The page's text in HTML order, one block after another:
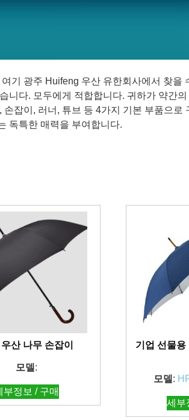
기 광주 Huifeng 우산 유한회사에서 찾
니다. 모두에게 적합합니다. 귀하가 약간
잡이, 러너, 튜브 등 4가지 기본 부품으
독특한 매력을 부여합니다.
산 나무 손잡이
모델 :
부정보 / 구매
기업 선물용
모델 :
세부